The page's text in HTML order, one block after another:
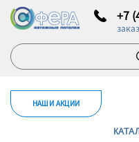
+7
НАШИ АКЦИИ